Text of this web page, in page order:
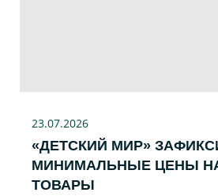
23.07.2026
«ДЕТСКИЙ МИР»
МИНИМАЛЬНЫЕ ЦЕНЫ
ТОВАРЫ